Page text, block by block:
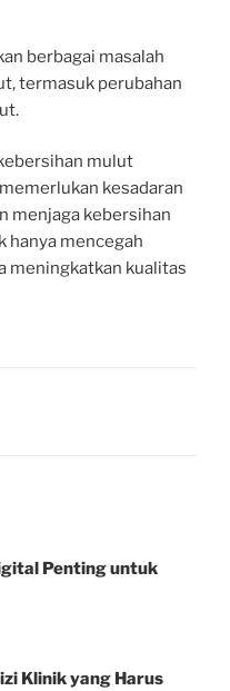
berbagai masalah
termasuk perubahan
mulut
kesadaran
menjaga kebersihan
hanya mencegah
meningkatkan kualitas
Penting untuk
Klinik yang Harus